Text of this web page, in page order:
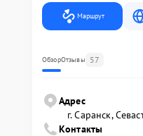
Маршрут
ОбзорОтзывы 57
Адрес
г. Саранск,
Контакты